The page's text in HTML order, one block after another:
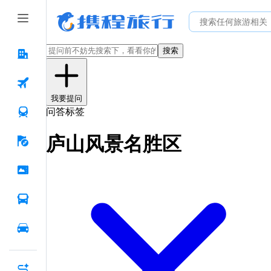
搜索
我要提问
问答标签
庐山风景名胜区